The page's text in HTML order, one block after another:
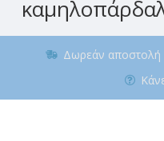
Δωρεάν αποστολή